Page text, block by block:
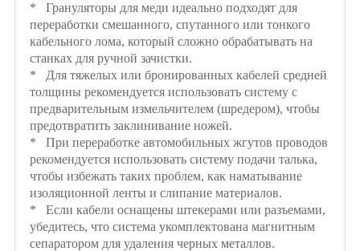
* Грануляторы для меди идеально подходят для
переработки смешанного, спутанного или тонкого
кабельного лома, который сложно обрабатывать на
станках для ручной зачистки.
* Для тяжелых или бронированных кабелей средней
толщины рекомендуется использовать систему с
предварительным измельчителем (шредером), чтобы
предотвратить заклинивание ножей.
* При переработке автомобильных жгутов проводов
рекомендуется использовать систему подачи талька,
чтобы избежать таких проблем, как наматывание
изоляционной ленты и слипание материалов.
* Если кабели оснащены штекерами или разъемами,
убедитесь, что система укомплектована магнитным
сепаратором для удаления черных металлов.